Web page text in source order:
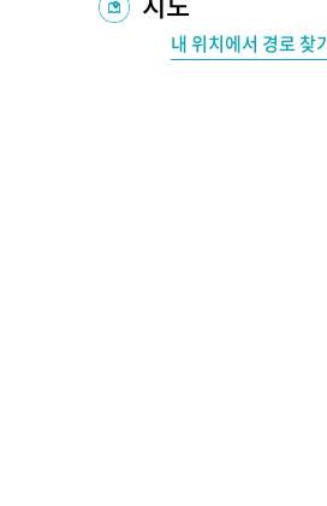
지도
내 위치에서 경로 찾기